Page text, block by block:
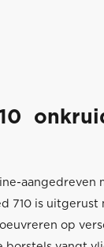
710 is uitgerust
op